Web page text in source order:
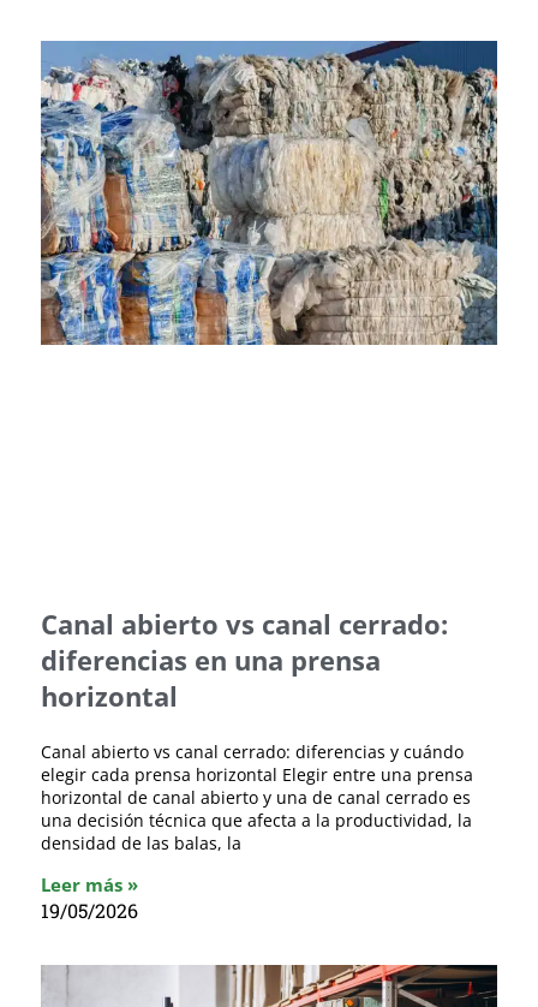
Canal abierto vs canal cerrado:
diferencias en una prensa
horizontal
Canal abierto vs canal cerrado: diferencias y cuándo
elegir cada prensa horizontal Elegir entre una prensa
horizontal de canal abierto y una de canal cerrado es
una decisión técnica que afecta a la productividad, la
densidad de las balas, la
Leer más »
19/05/2026